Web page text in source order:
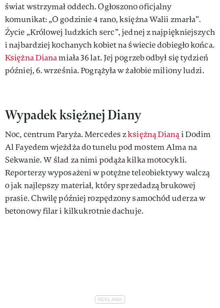
świat wstrzymał oddech. Ogłoszono oficjalny
komunikat: „O godzinie 4 rano, księżna Walii zmarła”.
Życie „Królowej ludzkich serc”, jednej z najpiękniejszych
i najbardziej kochanych kobiet na świecie dobiegło końca.
Księżna Dianamiała 36 lat. Jej pogrzeb odbył się tydzień
później, 6. września. Pogrążyła w żałobie miliony ludzi.
Wypadek księżnej Diany
Noc, centrum Paryża. Mercedes zksiężną Dianąi Dodim
Al Fayedem wjeżdża do tunelu pod mostem Alma na
Sekwanie. W ślad za nimi podąża kilka motocykli.
Reporterzy wyposażeni w potężne teleobiektywy walczą
o jak najlepszy materiał, który sprzedadzą brukowej
prasie. Chwilę później rozpędzony samochód uderza w
betonowy filar i kilkukrotnie dachuje.